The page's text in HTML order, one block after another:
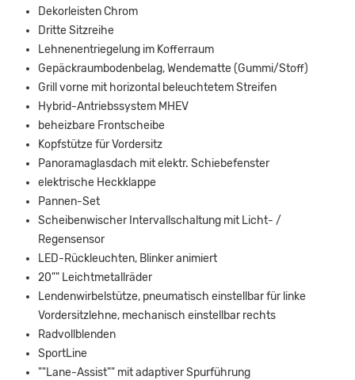
Dekorleisten Chrom
Dritte Sitzreihe
Lehnenentriegelung im Kofferraum
Gepäckraumbodenbelag, Wendematte (Gummi/Stoff)
Grill vorne mit horizontal beleuchtetem Streifen
Hybrid-Antriebssystem MHEV
beheizbare Frontscheibe
Kopfstütze für Vordersitz
Panoramaglasdach mit elektr. Schiebefenster
elektrische Heckklappe
Pannen-Set
Scheibenwischer Intervallschaltung mit Licht- /
Regensensor
LED-Rückleuchten, Blinker animiert
20"" Leichtmetallräder
Lendenwirbelstütze, pneumatisch einstellbar für linke
Vordersitzlehne, mechanisch einstellbar rechts
Radvollblenden
SportLine
""Lane-Assist"" mit adaptiver Spurführung